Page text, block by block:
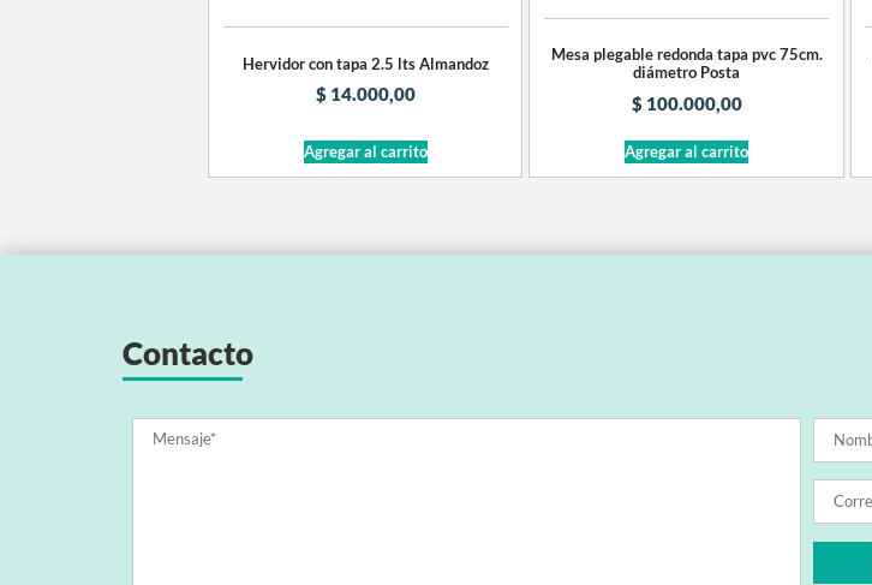
Hervidor con tapa 2.5 lts Almandoz
$14.000,00
Agregar al carrito
Mesa plegable redonda tapa pvc 75cm.
diámetro Posta
$100.000,00
Agregar al carrito
Contacto